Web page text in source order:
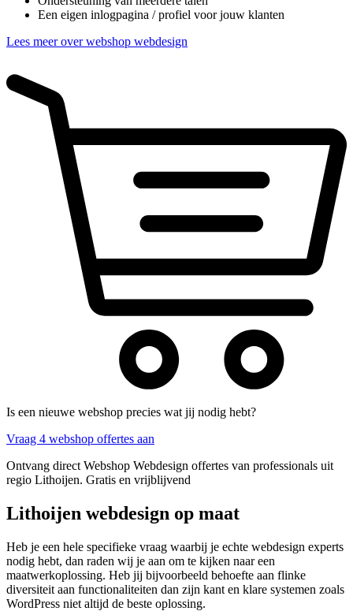
Een eigen inlogpagina / profiel voor jouw klanten
Lees meer over webshop webdesign
Is een nieuwe webshop precies wat jij nodig hebt?
Vraag 4 webshop offertes aan
Ontvang direct Webshop Webdesign offertes van professionals uit
regio Lithoijen. Gratis en vrijblijvend
Lithoijen webdesign op maat
Heb je een hele specifieke vraag waarbij je echte webdesign experts
nodig hebt, dan raden wij je aan om te kijken naar een
maatwerkoplossing. Heb jij bijvoorbeeld behoefte aan flinke
diversiteit aan functionaliteiten dan zijn kant en klare systemen zoals
WordPress niet altijd de beste oplossing.